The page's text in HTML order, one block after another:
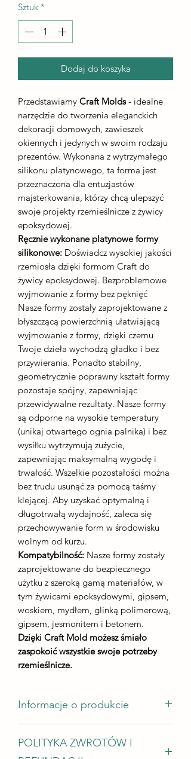
Sztuk *
Dodaj do koszyka
Przedstawiamy Craft Molds- idealne
narzędzie do tworzenia eleganckich
dekoracji domowych, zawieszek
okiennych i jedynych w swoim rodzaju
prezentów. Wykonana z wytrzymałego
silikonu platynowego, ta forma jest
przeznaczona dla entuzjastów
majsterkowania, którzy chcą ulepszyć
swoje projekty rzemieślnicze z żywicy
epoksydowej.
Ręcznie wykonane platynowe formy
silikonowe: Doświadcz wysokiej jakości
rzemiosła dzięki formom Craft do
żywicy epoksydowej. Bezproblemowe
wyjmowanie z formy bez pęknięć
Nasze formy zostały zaprojektowane z
błyszczącą powierzchnią ułatwiającą
wyjmowanie z formy, dzięki czemu
Twoje dzieła wychodzą gładko i bez
przywierania. Ponadto stabilny,
geometrycznie poprawny kształt formy
pozostaje spójny, zapewniając
przewidywalne rezultaty. Nasze formy
są odporne na wysokie temperatury
(unikaj otwartego ognia palnika) i bez
wysiłku wytrzymują zużycie,
zapewniając maksymalną wygodę i
trwałość. Wszelkie pozostałości można
bez trudu usunąć za pomocą taśmy
klejącej. Aby uzyskać optymalną i
długotrwałą wydajność, zaleca się
przechowywanie form w środowisku
wolnym od kurzu.
Kompatybilność: Nasze formy zostały
zaprojektowane do bezpiecznego
użytku z szeroką gamą materiałów, w
tym żywicami epoksydowymi, gipsem,
woskiem, mydłem, glinką polimerową,
gipsem, jesmonitem i betonem.
Dzięki Craft Mold możesz śmiało
zaspokoić wszystkie swoje potrzeby
rzemieślnicze.
Informacje o produkcie
nr 86, nr 85 o rozmiarach:
- 310*300mm
POLITYKA ZWROTÓW I